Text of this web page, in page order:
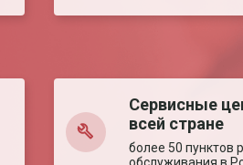
Сервисные
всей стране
более 50 пунктов
обслуживания в